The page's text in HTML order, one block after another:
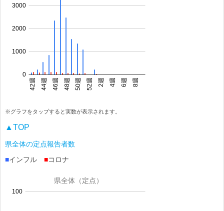
※グラフをタップすると実数が表示されます。
▲TOP
県全体の定点報告者数
■インフル ■コロナ